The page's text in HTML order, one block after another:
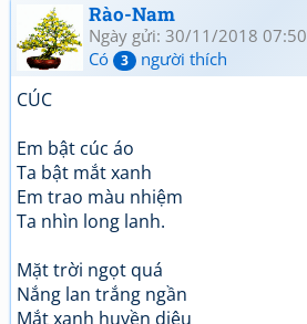
Rào-Nam
Ngày gửi: 30/11/2018 07:50
Có
3 người thích
CÚC
Em bật cúc áo
Ta bật mắt xanh
Em trao màu nhiệm
Ta nhìn long lanh.
Mặt trời ngọt quá
Nắng lan trắng ngần
Mắt xanh huyền diệu